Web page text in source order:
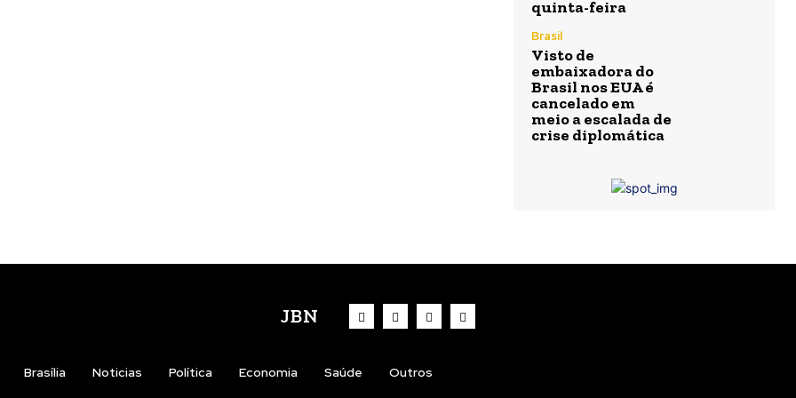
quinta-feira
Brasil
Visto de
embaixadora do
Brasil nos EUA é
cancelado em
meio a escalada de
crise diplomática
JBN
Brasília Noticias Política Economia Saúde Outros